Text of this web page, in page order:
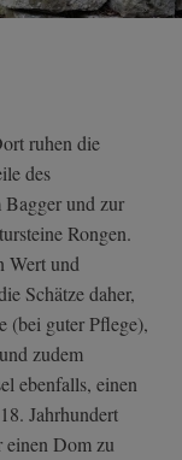
ruhen die
des
Bagger und zur
Rongen.
Wert und
Schätze daher,
(bei guter Pflege),
zudem
ebenfalls, einen
Jahrhundert
Dom zu